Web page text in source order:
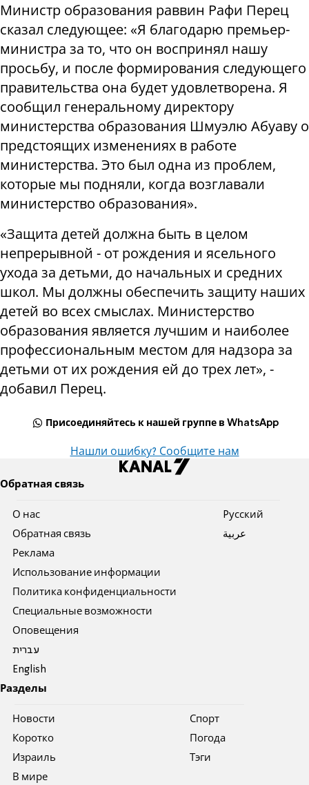
Министр образования раввин Рафи Перец
сказал следующее: «Я благодарю премьер-
министра за то, что он воспринял нашу
просьбу, и после формирования следующего
правительства она будет удовлетворена. Я
сообщил генеральному директору
министерства образования Шмуэлю Абуаву о
предстоящих изменениях в работе
министерства. Это был одна из проблем,
которые мы подняли, когда возглавали
министерство образования».
«Защита детей должна быть в целом
непрерывной - от рождения и ясельного
ухода за детьми, до начальных и средних
школ. Мы должны обеспечить защиту наших
детей во всех смыслах. Министерство
образования является лучшим и наиболее
профессиональным местом для надзора за
детьми от их рождения ей до трех лет», -
добавил Перец.
Присоединяйтесь к нашей группе в WhatsApp
Нашли ошибку? Сообщите нам
Обратная связь
О нас
Обратная связь
Реклама
Использование информации
Политика конфиденциальности
Специальные возможности
Оповещения
עברית
English
Pусский
عربية
Разделы
Новости
Коротко
Израиль
В мире
Спорт
Погода
Тэги